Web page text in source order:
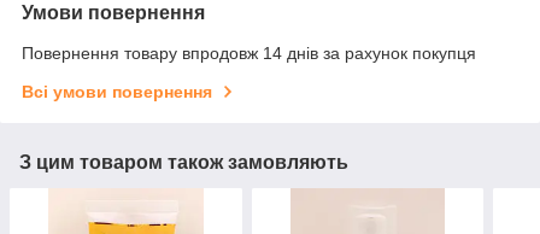
Умови повернення
Повернення товару впродовж 14 днів за рахунок покупця
Всі умови повернення
З цим товаром також замовляють